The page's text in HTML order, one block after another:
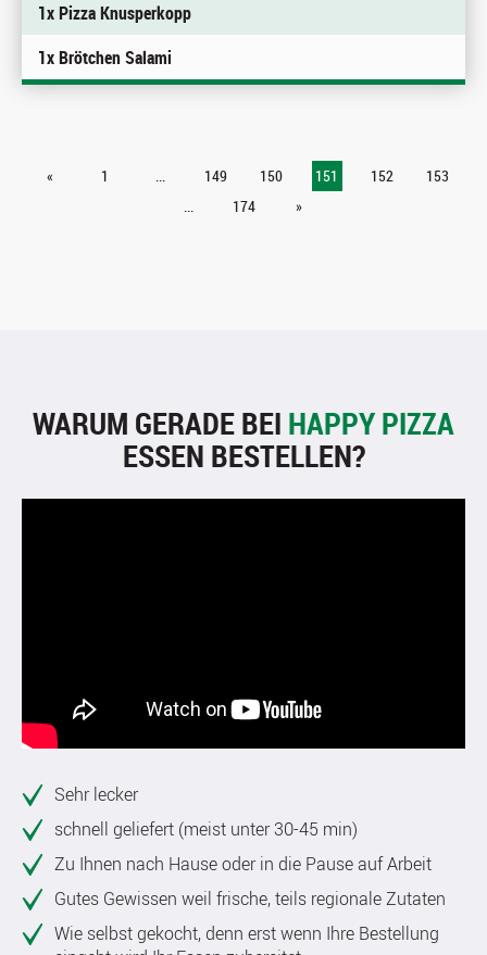
1x Pizza Knusperkopp
1x Brötchen Salami
« 1 ... 149 150 151 152
153
...
174 »
WARUM GERADE BEI HAPPY PIZZA
ESSEN BESTELLEN?
Sehr lecker
schnell geliefert (meist unter 30-45 min)
Zu Ihnen nach Hause oder in die Pause auf Arbeit
Gutes Gewissen weil frische, teils regionale Zutaten
Wie selbst gekocht, denn erst wenn Ihre Bestellung